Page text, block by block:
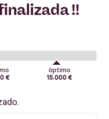
!!
€
óptimo
15.000 €